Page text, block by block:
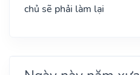
chủ sẽ phải làm lại